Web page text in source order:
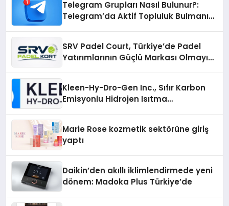
Telegram Grupları Nasıl Bulunur?:
Telegram’da Aktif Topluluk Bulmanın
SRV Padel Court, Türkiye’de Padel
Yatırımlarının Güçlü Markası Olmayı
Kleen-Hy-Dro-Gen Inc., Sıfır Karbon
Emisyonlu Hidrojen Isıtma
Marie Rose kozmetik sektörüne giriş
yaptı
Daikin’den akıllı iklimlendirmede yeni
dönem: Madoka Plus Türkiye’de